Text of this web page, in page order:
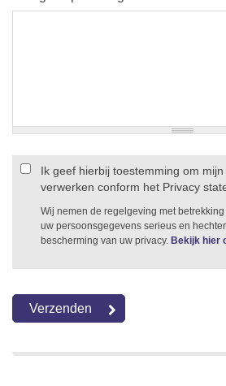
Ik geef hierbij toestemming om
verwerken conform het Privacy
Wij nemen de regelgeving met
uw persoonsgegevens serieus en
bescherming van uw privacy. Bekijk hier